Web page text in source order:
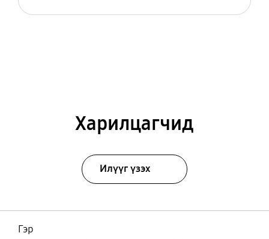
Харилцагчид
Илүүг үзэх
Гэр